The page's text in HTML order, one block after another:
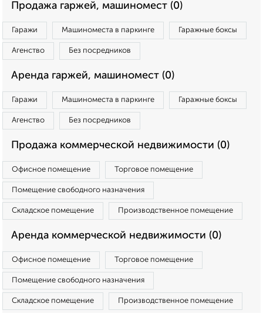
Продажа гаржей, машиномест (0)
Гаражи Машиноместа в паркинге Гаражные боксы
Агенство Без посредников
Аренда гаржей, машиномест (0)
Гаражи Машиноместа в паркинге Гаражные боксы
Агенство Без посредников
Продажа коммерческой недвижимости (0)
Офисное помещение Торговое помещение
Помещение свободного назначения
Складское помещение Производственное помещение
Аренда коммерческой недвижимости (0)
Офисное помещение Торговое помещение
Помещение свободного назначения
Складское помещение Производственное помещение